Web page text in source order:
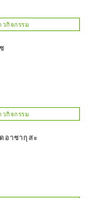
วกิจกรรม
วกิจกรรม
อาซากุสะ